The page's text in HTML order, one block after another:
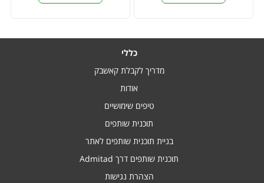
כללי
מדריך לקבלת קאשבק
אודות
טיפים שימושיים
תוכנית שותפים
בניית תוכנית שותפים לאתר
תוכנית שותפים דרך Admitad
הצהרת נגישות